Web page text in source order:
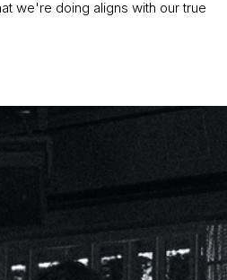
we're doing aligns with our true